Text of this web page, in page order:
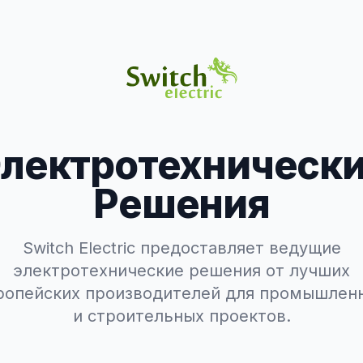
Решения
Switch Electric предоставляет ведущие
электротехнические решения от лучших
производителей для
и строительных проектов.